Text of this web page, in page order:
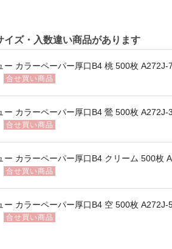
イズ・入数違い商品があります
ー カラーペーパー厚口B4 桃 500枚 A272J-7
合せ買い商品
ー カラーペーパー厚口B4 鶯 500枚 A272J-3
合せ買い商品
ー カラーペーパー厚口B4 クリーム 500枚
合せ買い商品
ー カラーペーパー厚口B4 空 500枚 A272J-
合せ買い商品